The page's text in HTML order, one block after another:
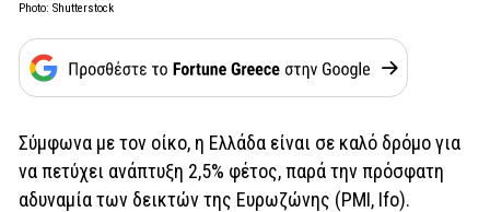
Photo: Shutterstock
Σύμφωνα με τον οίκο, η Ελλάδα είναι σε καλό δρόμο για
να πετύχει ανάπτυξη 2,5% φέτος, παρά την πρόσφατη
αδυναμία των δεικτών της Ευρωζώνης (PMI, Ifo).